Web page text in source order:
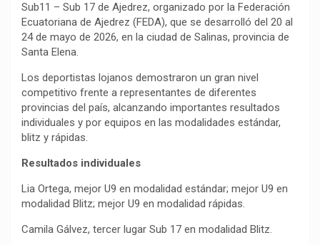
Sub11 – Sub 17 de Ajedrez, organizado por la Federación
Ecuatoriana de Ajedrez (FEDA), que se desarrolló del 20 al
24 de mayo de 2026, en la ciudad de Salinas, provincia de
Santa Elena.
Los deportistas lojanos demostraron un gran nivel
competitivo frente a representantes de diferentes
provincias del país, alcanzando importantes resultados
individuales y por equipos en las modalidades estándar,
blitz y rápidas.
Resultados individuales
Lia Ortega, mejor U9 en modalidad estándar; mejor U9 en
modalidad Blitz; mejor U9 en modalidad rápidas.
Camila Gálvez, tercer lugar Sub 17 en modalidad Blitz.